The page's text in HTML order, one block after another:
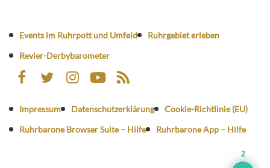
Events im Ruhrpott und Umfeld
Ruhrgebiet erleben
Revier-Derbybarometer
Impressum Datenschutzerklärung
Cookie-Richtlinie (EU)
Ruhrbarone Browser Suite – Hilfe
Ruhrbarone App – Hilfe
2